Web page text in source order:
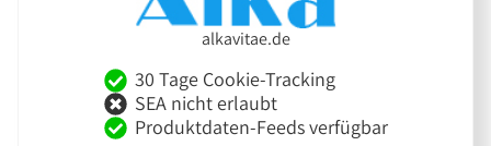
alkavitae.de
30 Tage Cookie-Tracking
SEA nicht erlaubt
Produktdaten-Feeds verfügbar